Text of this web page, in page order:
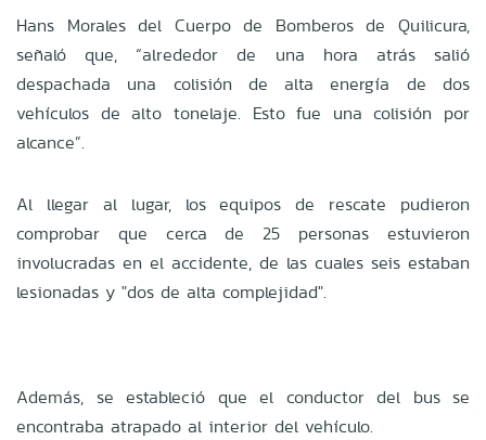
Hans Morales del Cuerpo de Bomberos de Quilicura,
señaló que, “alrededor de una hora atrás salió
despachada una colisión de alta energía de dos
vehículos de alto tonelaje. Esto fue una colisión por
alcance”.
Al llegar al lugar, los equipos de rescate pudieron
comprobar que cerca de 25 personas estuvieron
involucradas en el accidente, de las cuales seis estaban
lesionadas y "dos de alta complejidad".
Además, se estableció que el conductor del bus se
encontraba atrapado al interior del vehículo.